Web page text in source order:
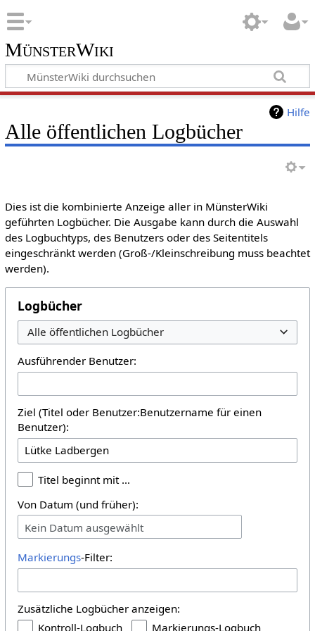
MünsterWiki
Hilfe
Alle öffentlichen Logbücher
Dies ist die kombinierte Anzeige aller in MünsterWiki
geführten Logbücher. Die Ausgabe kann durch die Auswahl
des Logbuchtyps, des Benutzers oder des Seitentitels
eingeschränkt werden (Groß-/Kleinschreibung muss beachtet
werden).
Logbücher
Alle öffentlichen Logbücher
Ausführender Benutzer:
Ziel (Titel oder Benutzer:Benutzername für einen
Benutzer):
Titel beginnt mit …
Von Datum (und früher):
Kein Datum ausgewählt
Markierungs-Filter:
Zusätzliche Logbücher anzeigen:
Kontroll-Logbuch
Markierungs-Logbuch